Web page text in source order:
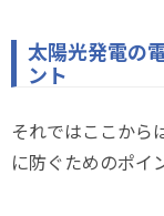
太陽光発電の
ント
それではここから
に防ぐためのポイ